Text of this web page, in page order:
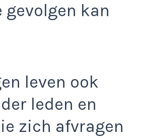
gevolgen kan
leven ook
leden en
zich afvragen